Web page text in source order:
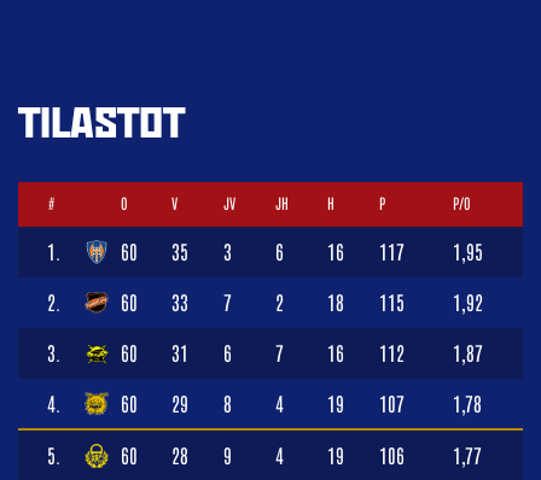
TILASTOT
# O V JV JH H P P/O
1. 60 35 3 6 16 117 1,95
2. 60 33 7 2 18 115 1,92
3. 60 31 6 7 16 112 1,87
4. 60 29 8 4 19 107 1,78
5. 60 28 9 4 19 106 1,77